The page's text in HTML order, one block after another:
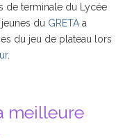
de terminale du Lycée
du GRETA a
du jeu de plateau lors
.
meilleure